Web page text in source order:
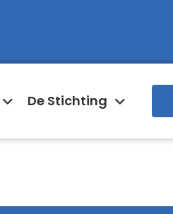
De Stichting